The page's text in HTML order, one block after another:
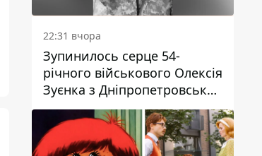
22:31 вчора
Зупинилось серце 54-
річного військового Олексія
Зуєнка з Дніпропетровської
області